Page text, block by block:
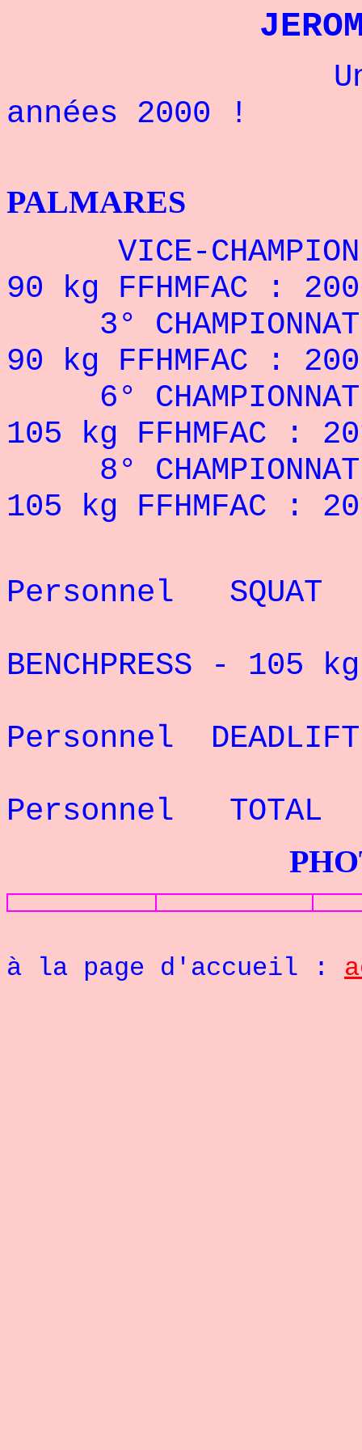
Un
années 2000 !
PALMARES
VICE-CHAMPION
90 kg FFHMFAC :
3° CHAMPIONNAT
90 kg FFHMFAC :
6°
105 kg FFHMFAC :
8°
105 kg FFHMFAC :
Personnel
BENCHPRESS -
Personnel
Personnel
PHOTOS
à la page d'accueil :